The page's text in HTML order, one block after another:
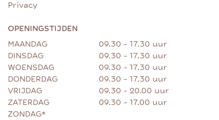
Privacy
OPENINGSTIJDEN
MAANDAG
09.30 - 17.30 uur
DINSDAG
09.30 - 17.30 uur
WOENSDAG
09.30 - 17.30 uur
DONDERDAG
09.30 - 17.30 uur
VRIJDAG
09.30 - 20.00 uur
ZATERDAG
09.30 - 17.00 uur
ZONDAG*